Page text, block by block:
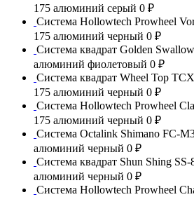
175 алюминий серый 0 ₽
Система Hollowtech Prowheel
175 алюминий черный 0 ₽
Система квадрат Golden
алюминий фиолетовый 0 ₽
Система квадрат Wheel Top
175 алюминий черный 0 ₽
Система Hollowtech Prowheel
175 алюминий черный 0 ₽
Система Octalink Shimano FC-
алюминий черный 0 ₽
Система квадрат Shun Shing
алюминий черный 0 ₽
Система Hollowtech Prowheel